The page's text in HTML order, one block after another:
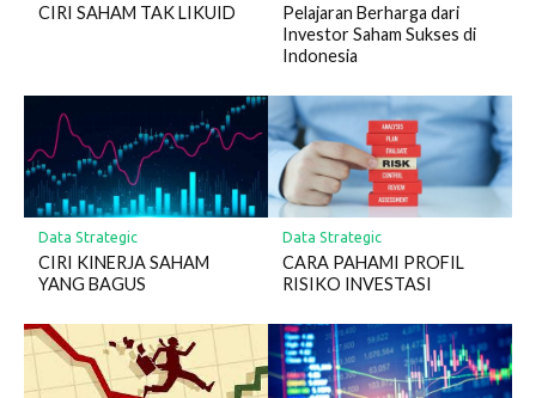
CIRI SAHAM TAK LIKUID
Pelajaran Berharga dari
Investor Saham Sukses di
Indonesia
Data Strategic
CIRI KINERJA SAHAM
YANG BAGUS
Data Strategic
CARA PAHAMI PROFIL
RISIKO INVESTASI